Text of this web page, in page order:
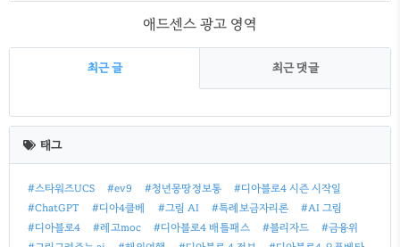
애드센스 광고 영역
최근 글 최근 댓글
최
근
글
태그
#스타워즈UCS #ev9 #청년몽땅정보통
#디아블로4 시즌 시작일
#ChatGPT
#디아4클베 #그림 AI #특례보금자리론
#AI 그림
#디아블로4
#레고moc #디아블로4 배틀패스 #블리자드
#금융위